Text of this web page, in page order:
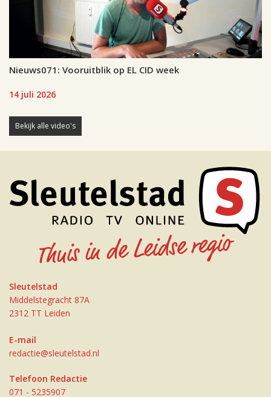
Nieuws071: Vooruitblik op EL CID week
14 juli 2026
Bekijk alle video's
Sleutelstad
Middelstegracht 87A
2312 TT Leiden
E-mail
redactie@sleutelstad.nl
Telefoon Redactie
071 - 5235907